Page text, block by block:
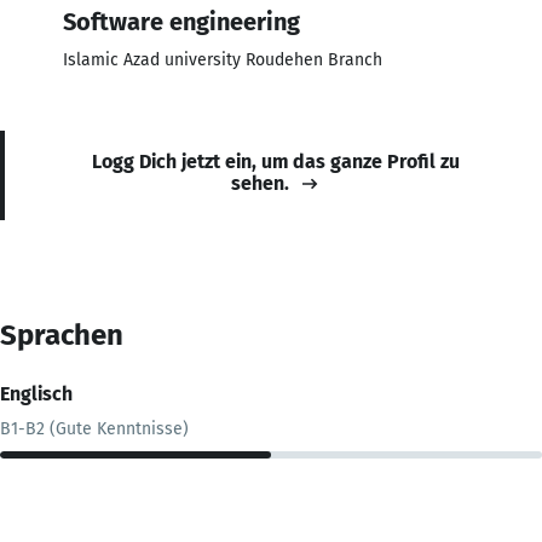
Software engineering
Islamic Azad university Roudehen Branch
Logg Dich jetzt ein, um das ganze Profil zu
sehen.
Sprachen
Englisch
B1-B2 (Gute Kenntnisse)